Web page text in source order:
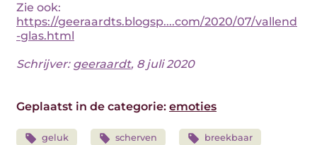
Zie ook:
https://geeraardts.blogsp....com/2020/07/vallend
-glas.html
Schrijver: geeraardt, 8 juli 2020
Geplaatst in de categorie: emoties
geluk scherven breekbaar